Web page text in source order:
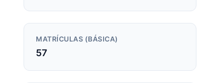
MATRÍCULAS (BÁSICA)
57